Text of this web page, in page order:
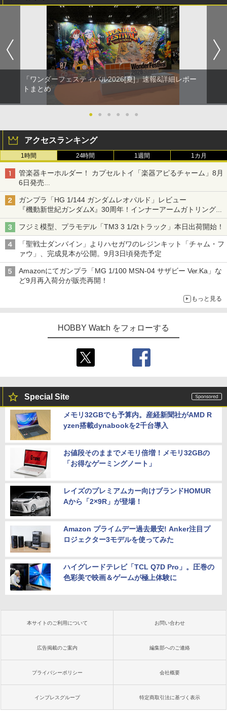
「ワンダーフェスティバル2026[夏]」速報&詳細レポー
トまとめ
● ● ● ● ● ●
アクセスランキング
1時間 24時間 1週間 1カ月
管楽器キーホルダー！ カプセルトイ「楽器アピるチャーム」8月
6日発売
チューバ、テナサクなど5種各3色
ガンプラ「HG 1/144 ガンダムレオパルド」レビュー
『機動新世紀ガンダムX』30周年！インナーアームガトリングの
変形機構まで再現し最新フォーマットでキット化！
フジミ模型、プラモデル「TM3 3 1/2tトラック」本日出荷開始！
「聖戦士ダンバイン」よりハセガワのレジンキット「チャム・フ
ァウ」、完成見本が公開。9月3日頃発売予定
Amazonにてガンプラ「MG 1/100 MSN-04 サザビー Ver.Ka」な
ど9月再入荷分が販売再開！
もっと見る
HOBBY Watch をフォローする
Special Site
メモリ32GBでも予算内。産経新聞社がAMD R
yzen搭載dynabookを2千台導入
お値段そのままでメモリ倍増！メモリ32GBの
「お得なゲーミングノート」
レイズのプレミアムカー向けブランドHOMUR
Aから「2×9R」が登場！
Amazon プライムデー過去最安! Anker注目プ
ロジェクター3モデルを使ってみた
ハイグレードテレビ「TCL Q7D Pro」。圧巻の
色彩美で映画＆ゲームが極上体験に
本サイトのご利用について お問い合わせ
広告掲載のご案内 編集部へのご連絡
プライバシーポリシー 会社概要
インプレスグループ 特定商取引法に基づく表示